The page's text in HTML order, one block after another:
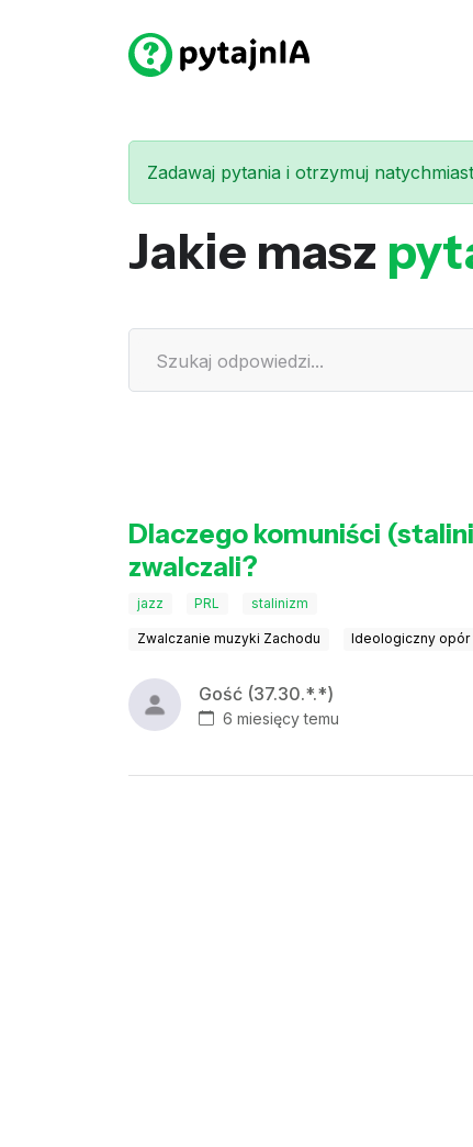
Zadawaj pytania i otrzymuj
Jakie masz
Dlaczego komuniści
zwalczali?
jazz PRL stalinizm
Zwalczanie muzyki Zachodu Ideologiczny opór
Gość (37.30.*.*)
6 miesięcy temu